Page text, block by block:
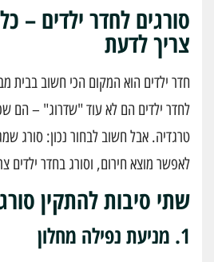
סורגים לחדר ילדים –
צריך לדעת
חדר ילדים הוא המקום הכי חשוב בבית
לחדר ילדים הם לא עוד "שדרוג" – הם
טרגדיה. אבל חשוב לבחור נכון: סורג
לאפשר מוצא חירום, וסורג בחדר ילדים
שתי סיבות להתקין
1. מניעת נפילה מחלון